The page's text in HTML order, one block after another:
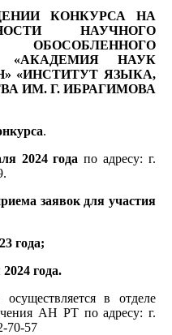
КОНКУРСА НА
НАУЧНОГО
«АКАДЕМИЯ НАУК
«ИНСТИТУТ ЯЗЫКА,
ИМ. Г. ИБРАГИМОВА
.
2024 года по адресу: г.
заявок для участия
года;
года.
в отделе
АН РТ по адресу: г.
70-57